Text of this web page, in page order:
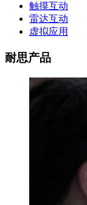
触摸互动
雷达互动
虚拟应用
耐思产品